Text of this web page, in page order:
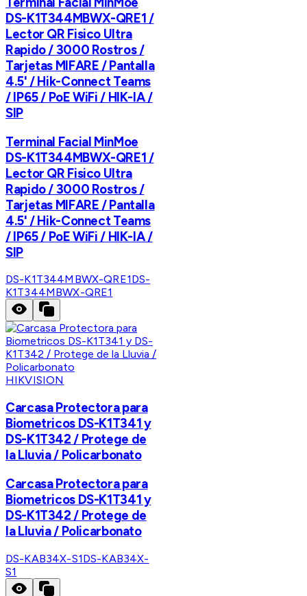
DS-K1T344MBWX-QRE1 /
Lector QR Fisico Ultra
Rapido / 3000 Rostros /
Tarjetas MIFARE / Pantalla
4.5' / Hik-Connect Teams
/ IP65 / PoE WiFi / HIK-IA /
SIP
Terminal Facial MinMoe
DS-K1T344MBWX-QRE1 /
Lector QR Fisico Ultra
Rapido / 3000 Rostros /
Tarjetas MIFARE / Pantalla
4.5' / Hik-Connect Teams
/ IP65 / PoE WiFi / HIK-IA /
SIP
DS-K1T344MBWX-QRE1DS-
K1T344MBWX-QRE1
HIKVISION
Carcasa Protectora para
Biometricos DS-K1T341 y
DS-K1T342 / Protege de
la Lluvia / Policarbonato
Carcasa Protectora para
Biometricos DS-K1T341 y
DS-K1T342 / Protege de
la Lluvia / Policarbonato
DS-KAB34X-S1DS-KAB34X-
S1